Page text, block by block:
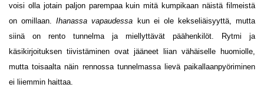
voisi olla jotain paljon parempaa kuin mitä kumpikaan näistä filmeistä
on omillaan.Ihanassa vapaudessa
kun ei ole kekseliäisyyttä, mutta
siinä on rento tunnelma ja miellyttävät päähenkilöt. Rytmi ja
käsikirjoituksen tiivistäminen ovat jääneet liian vähäiselle huomiolle,
mutta toisaalta näin rennossa tunnelmassa lievä paikallaanpyöriminen
ei liiemmin haittaa.